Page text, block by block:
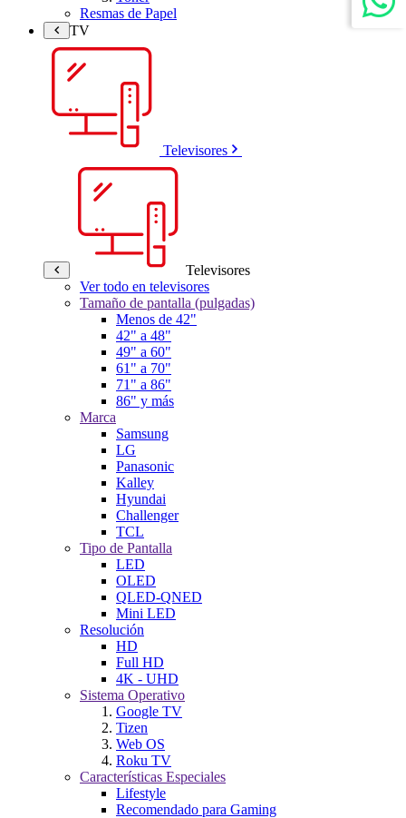
Resmas de Papel
TV
Televisores
Televisores
Ver todo en televisores
Tamaño de pantalla (pulgadas)
Menos de 42"
42" a 48"
49" a 60"
61" a 70"
71" a 86"
86" y más
Marca
Samsung
LG
Panasonic
Kalley
Hyundai
Challenger
TCL
Tipo de Pantalla
LED
OLED
QLED-QNED
Mini LED
Resolución
HD
Full HD
4K - UHD
Sistema Operativo
Google TV
Tizen
Web OS
Roku TV
Características Especiales
Lifestyle
Recomendado para Gaming